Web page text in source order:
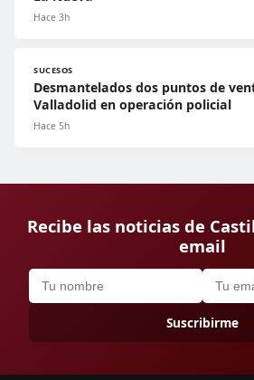
Hace 3h
SUCESOS
Desmantelados dos puntos de
Valladolid en operación policial
Hace 5h
Recibe las noticias de
email
Suscribirme